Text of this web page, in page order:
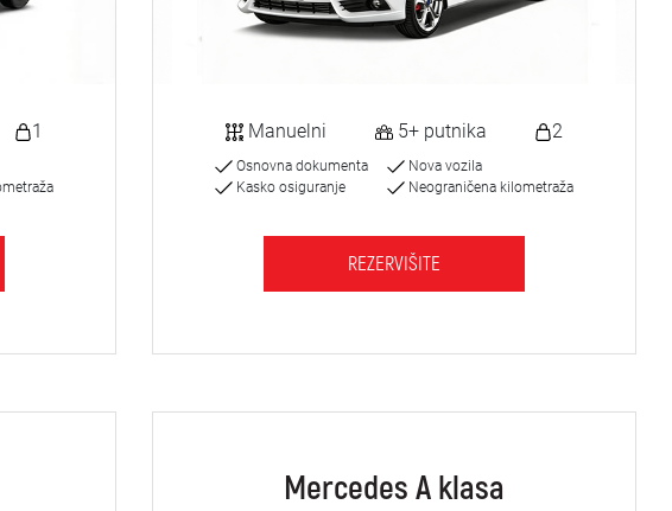
1 Manuelni 5+ putnika 2
Osnovna dokumenta
Kasko osiguranje
Nova vozila
Neograničena kilometraža
REZERVIŠITE
Mercedes A klasa